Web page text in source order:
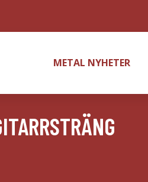
METAL NYHETER